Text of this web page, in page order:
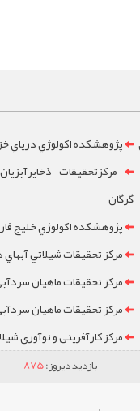
پژوهشکده اکولوژي درياي
مرکزتحقيقات
گرگان
پژوهشکده اکولوژي خليج
مرکز تحقيقات شيلاتي آبهاي
مرکز تحقيقات ماهيان
مرکز تحقيقات ماهيان
مرکز کارآفرینی و نوآوری
بازدید دیروز:875